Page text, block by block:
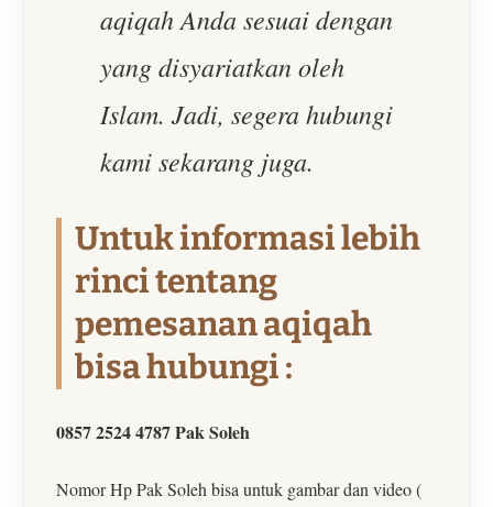
aqiqah Anda sesuai dengan
yang disyariatkan oleh
Islam. Jadi, segera hubungi
kami sekarang juga.
Untuk informasi lebih
rinci tentang
pemesanan aqiqah
bisa hubungi :
0857 2524 4787 Pak Soleh
Nomor Hp Pak Soleh bisa untuk gambar dan video (